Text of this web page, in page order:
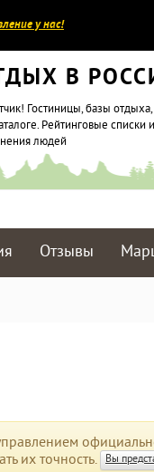
у нас!
В
Гостиницы, базы
Рейтинговые списки
людей
Отзывы
их точность. Вы